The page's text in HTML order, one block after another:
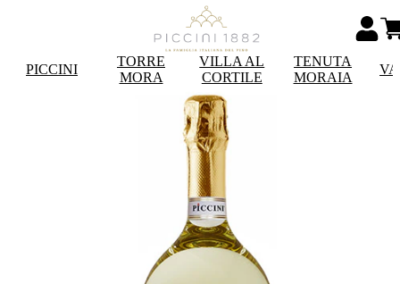
PICCINI
TORRE
MORA
VILLA AL
CORTILE
TENUTA
MORAIA